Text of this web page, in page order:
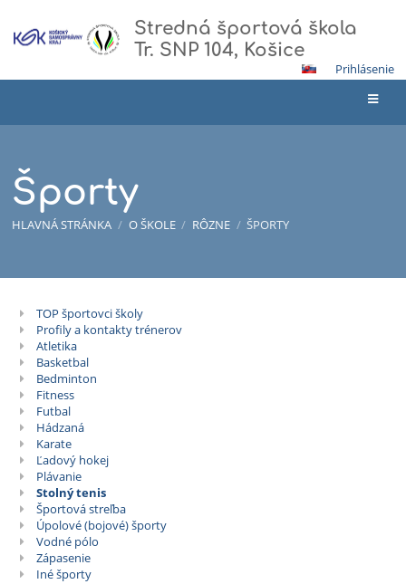
Stredná športová škola
Tr. SNP 104, Košice
Prihlásenie
Športy
HLAVNÁ STRÁNKA / O ŠKOLE / RÔZNE / ŠPORTY
Športy
TOP športovci školy
Profily a kontakty trénerov
Atletika
Basketbal
Bedminton
Fitness
Futbal
Hádzaná
Karate
Ľadový hokej
Plávanie
Stolný tenis
Športová streľba
Úpolové (bojové) športy
Vodné pólo
Zápasenie
Iné športy